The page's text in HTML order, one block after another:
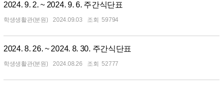
2024. 9. 2. ~ 2024. 9. 6. 주간식단표
학생생활관(분원) 2024.09.03 59794
2024. 8. 26. ~ 2024. 8. 30. 주간식단표
학생생활관(분원) 2024.08.26 52777